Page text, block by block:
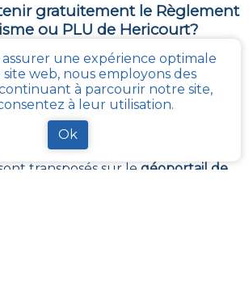
gratuitement le Règlement
ou PLU de Hericourt?
gratuitementdans la mairie de
ou auprès des services de
communauté de communes
de maintenir à jour les
du PLUI ou du PLUI que sont :
et annexes. Pour certains
transposés sur le géoportail de
une expérience optimale
web, nous employons des
à parcourir notre site,
à leur utilisation.
Ok